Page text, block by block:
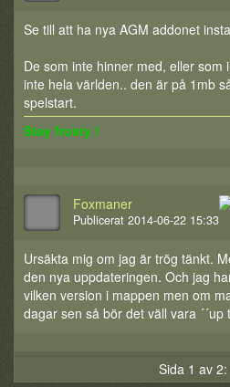
Se till att ha nya AGM addonet
De som inte hinner med, eller som
inte hela världen.. den är på 1mb
spelstart.
Stay frosty !
Foxmaner
Publicerat 2014-06-22 15:33
Ursäkta mig om jag är trög tänkt.
den nya uppdateringen. Och jag
vilken version i mappen men om
dagar sen så bör det väll vara ´´up
Sida 1 av 2: